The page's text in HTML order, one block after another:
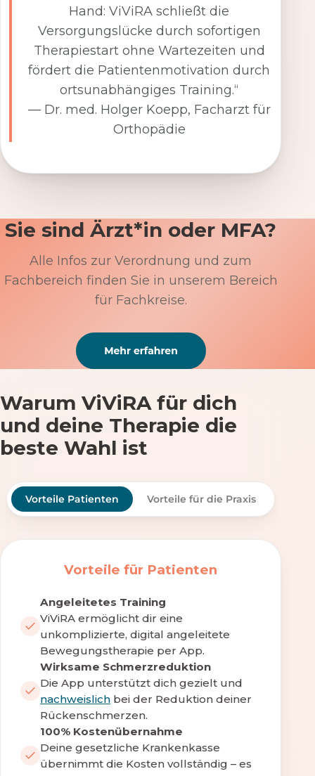
Hand: ViViRA schließt die
Versorgungslücke durch sofortigen
Therapiestart ohne Wartezeiten und
fördert die Patientenmotivation durch
ortsunabhängiges Training.“
— Dr. med. Holger Koepp, Facharzt für
Orthopädie
Sie sind Ärzt*in oder MFA?
Alle Infos zur Verordnung und zum
Fachbereich finden Sie in unserem Bereich
für Fachkreise.
Warum ViViRA für dich
und deine Therapie die
beste Wahl ist
Vorteile Patienten Vorteile für die Praxis
Vorteile für Patienten
Angeleitetes Training
ViViRA ermöglicht dir eine
unkomplizierte, digital angeleitete
Bewegungstherapie per App.
Wirksame Schmerzreduktion
Die App unterstützt dich gezielt und
nachweislich bei der Reduktion deiner
Rückenschmerzen.
100% Kostenübernahme
Deine gesetzliche Krankenkasse
übernimmt die Kosten vollständig – es